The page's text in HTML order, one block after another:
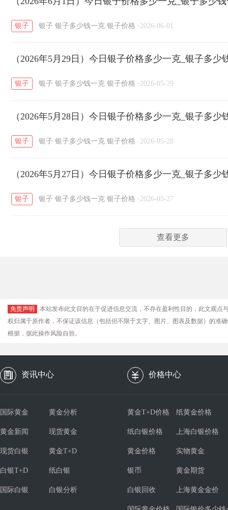
菜百 周生生 周大生
六福 / 金至尊 潮宏基 / 亚一金店 /
银子 银子 银子多少钱一克 银子价格 · 2026-06-01
（2026年5月29日）今日银子价格多少一克_银子多少
银子 银子 银子多少钱一克 银子价格 · 2026-05-29
（2026年5月28日）今日银子价格多少一克_银子多少
银子 银子 银子多少钱一克 银子价格 · 2026-05-28
（2026年5月27日）今日银子价格多少一克_银子多少
银子 银子 银子多少钱一克 银子价格 · 2026-05-27
查看更多
免责声明
本站发布此文目的在于促进信息交流，不存在盈利性目的，此文观
权归属于原作者，不保证该信息（包括但不限于文字、图片、图表及数据）的准
根据，据此操作风险自担。
资讯中心 价格中心
国际黄金 黄金分析
黄金新闻 现货黄金
现货白银 黄金T+D
白银T+D 纸白银
国际白银 白银分析
黄金T+D价格 纸黄金价格
纸白银价格 上海白银价格
黄金价格 实物黄金
银币 黄金期货
白银回收 上海黄金金价